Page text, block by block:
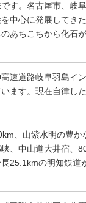
す。名古屋市、岐
中心に発展してき
あちこちから化石
速道路岐阜羽島イ
ます。現在自律し
、山紫水明の豊
、中山道大井宿、
25.1kmの明知鉄